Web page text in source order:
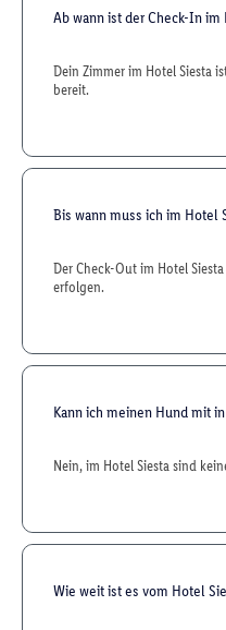
Ab wann ist der Check-In
Dein Zimmer im Hotel Siesta
bereit.
Bis wann muss ich im Hotel
Der Check-Out im Hotel
erfolgen.
Kann ich meinen Hund mit
Nein, im Hotel Siesta sind
Wie weit ist es vom Hotel